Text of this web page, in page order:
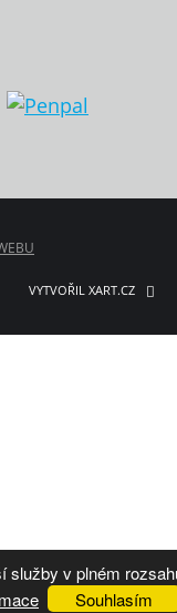
VYTVOŘIL XART.CZ
služby v plném
Souhlasím